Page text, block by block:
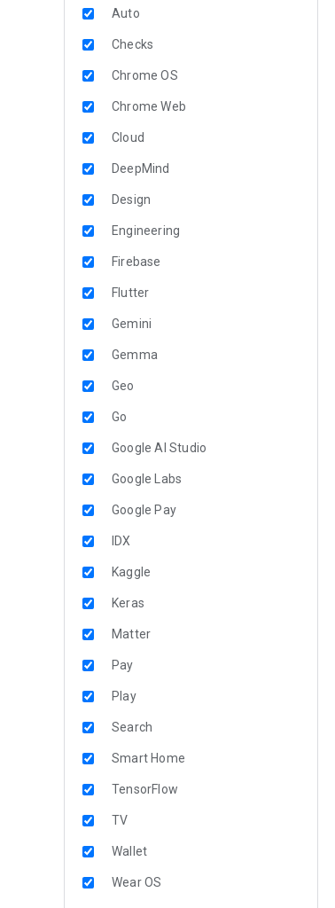
Auto
Checks
Chrome OS
Chrome Web
Cloud
DeepMind
Design
Engineering
Firebase
Flutter
Gemini
Gemma
Geo
Go
Google AI Studio
Google Labs
Google Pay
IDX
Kaggle
Keras
Matter
Pay
Play
Search
Smart Home
TensorFlow
TV
Wallet
Wear OS